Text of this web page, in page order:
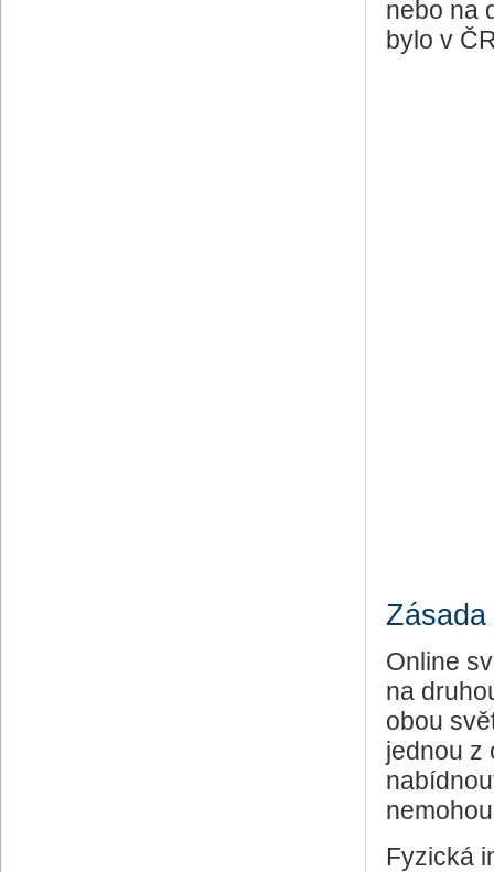
nebo na
bylo v
Online
na
obou
jednou z
Fyzická